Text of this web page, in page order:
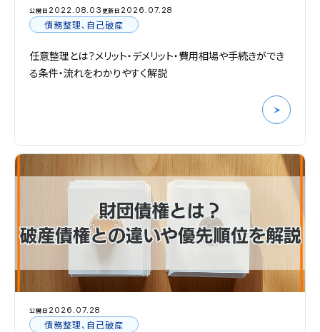
公開日 2022.08.03 更新日 2026.07.28
債務整理、自己破産
任意整理とは？メリット・デメリット・費用相場や手続きができ
る条件・流れをわかりやすく解説
公開日 2026.07.28
債務整理、自己破産